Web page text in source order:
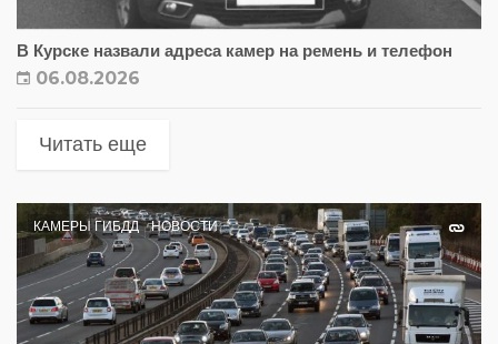
В Курске назвали адреса камер на ремень и телефон
06.08.2026
Читать еще
КАМЕРЫ ГИБДД НОВОСТИ